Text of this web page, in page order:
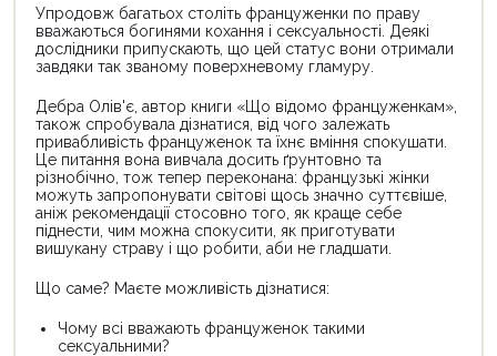
Упродовж багатьох століть француженки по праву
вважаються богинями кохання і сексуальності. Деякі
дослідники припускають, що цей статус вони отримали
завдяки так званому поверхневому гламуру.
Дебра Олів'є, автор книги «Що відомо француженкам»,
також спробувала дізнатися, від чого залежать
привабливість француженок та їхнє вміння спокушати.
Це питання вона вивчала досить ґрунтовно та
різнобічно, тож тепер переконана: французькі жінки
можуть запропонувати світові щось значно суттєвіше,
аніж рекомендації стосовно того, як краще себе
піднести, чим можна спокусити, як приготувати
вишукану страву і що робити, аби не гладшати.
Що саме? Маєте можливість дізнатися:
Чому всі вважають француженок такими
сексуальними?